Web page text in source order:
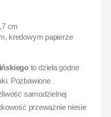
cm
kredowym papierze
to dzieła godne
Pozbawione
samodzielnej
przeważnie niesie